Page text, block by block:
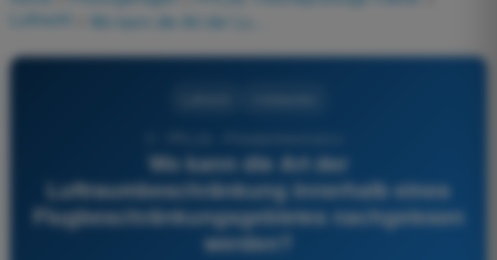
Wo kann die Art der
Luftraumbeschränkung innerhalb eines
Flugbeschränkungsgebietes nachgelesen
werden?